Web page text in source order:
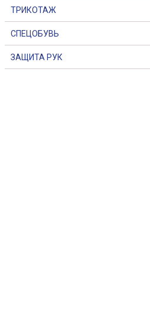
ТРИКОТАЖ
СПЕЦОБУВЬ
ЗАЩИТА РУК